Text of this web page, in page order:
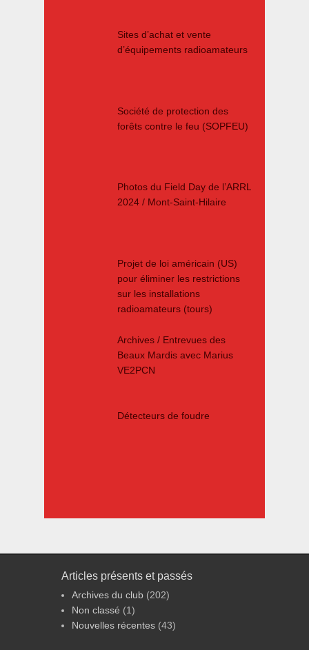
Sites d’achat et vente
d’équipements radioamateurs
Société de protection des
forêts contre le feu (SOPFEU)
Photos du Field Day de l’ARRL
2024 / Mont-Saint-Hilaire
Projet de loi américain (US)
pour éliminer les restrictions
sur les installations
radioamateurs (tours)
Archives / Entrevues des
Beaux Mardis avec Marius
VE2PCN
Détecteurs de foudre
Articles présents et passés
Archives du club (202)
Non classé (1)
Nouvelles récentes (43)